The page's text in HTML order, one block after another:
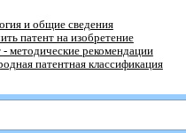
и общие сведения
патент на изобретение
- методические рекомендации
патентная классификация